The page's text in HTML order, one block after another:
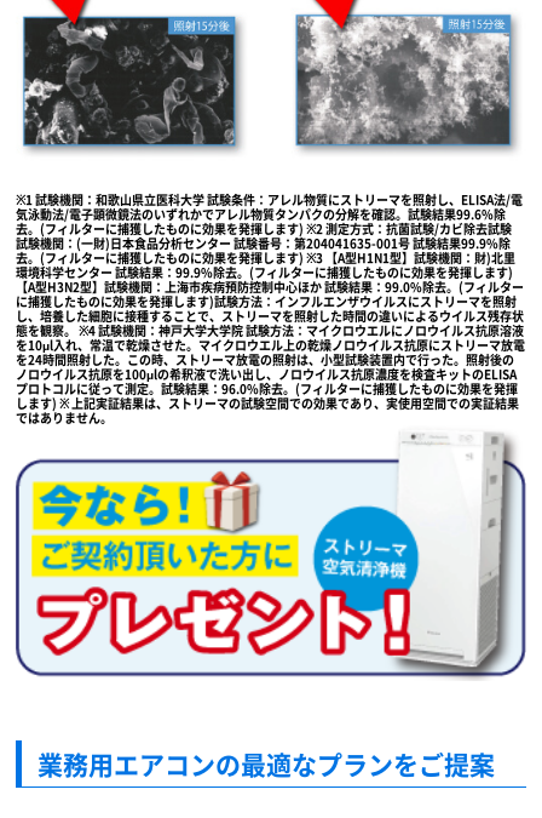
※1 試験機関：和歌山県立医科大学 試験条件：アレル物質にストリーマを照射し、ELISA法/電
気泳動法/電子顕微鏡法のいずれかでアレル物質タンパクの分解を確認。試験結果99.6%除
去。(フィルターに捕獲したものに効果を発揮します) ※2 測定方式：抗菌試験/カビ除去試験
試験機関：(一財)日本食品分析センター 試験番号：第204041635-001号 試験結果99.9%除
去。(フィルターに捕獲したものに効果を発揮します) ※3 【A型H1N1型】試験機関：財)北里
環境科学センター 試験結果：99.9%除去。(フィルターに捕獲したものに効果を発揮します)
【A型H3N2型】試験機関：上海市疾病預防控制中心ほか 試験結果：99.0%除去。(フィルター
に捕獲したものに効果を発揮します)試験方法：インフルエンザウイルスにストリーマを照射
し、培養した細胞に接種することで、ストリーマを照射した時間の違いによるウイルス残存状
態を観察。 ※4 試験機関：神戸大学大学院 試験方法：マイクロウエルにノロウイルス抗原溶液
を10μl入れ、常温で乾燥させた。マイクロウエル上の乾燥ノロウイルス抗原にストリーマ放電
を24時間照射した。この時、ストリーマ放電の照射は、小型試験装置内で行った。照射後の
ノロウイルス抗原を100μlの希釈液で洗い出し、ノロウイルス抗原濃度を検査キットのELISA
プロトコルに従って測定。試験結果：96.0%除去。(フィルターに捕獲したものに効果を発揮
します) ※ 上記実証結果は、ストリーマの試験空間での効果であり、実使用空間での実証結果
ではありません。
業務用エアコンの最適なプランをご提案